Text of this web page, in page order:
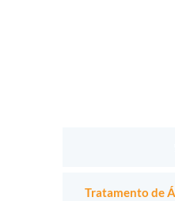
Tratamento de